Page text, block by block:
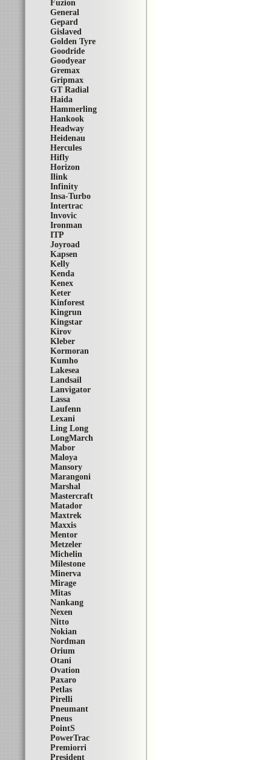
Fuzion
General
Gepard
Gislaved
Golden Tyre
Goodride
Goodyear
Gremax
Gripmax
GT Radial
Haida
Hammerling
Hankook
Headway
Heidenau
Hercules
Hifly
Horizon
Ilink
Infinity
Insa-Turbo
Intertrac
Invovic
Ironman
ITP
Joyroad
Kapsen
Kelly
Kenda
Kenex
Keter
Kinforest
Kingrun
Kingstar
Kirov
Kleber
Kormoran
Kumho
Lakesea
Landsail
Lanvigator
Lassa
Laufenn
Lexani
Ling Long
LongMarch
Mabor
Maloya
Mansory
Marangoni
Marshal
Mastercraft
Matador
Maxtrek
Maxxis
Mentor
Metzeler
Michelin
Milestone
Minerva
Mirage
Mitas
Nankang
Nexen
Nitto
Nokian
Nordman
Orium
Otani
Ovation
Paxaro
Petlas
Pirelli
Pneumant
Pneus
PointS
PowerTrac
Premiorri
President